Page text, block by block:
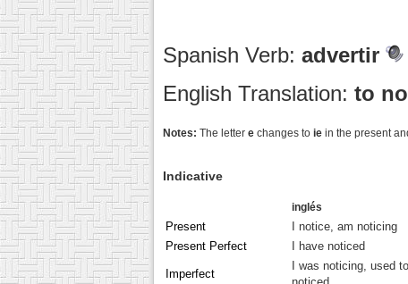
Spanish Verb: advertir
English Translation: to
Notes: The letter e changes to ie in the present
Indicative
inglés
Present I notice, am noticing
Present Perfect
I have noticed
Imperfect
I was noticing, used